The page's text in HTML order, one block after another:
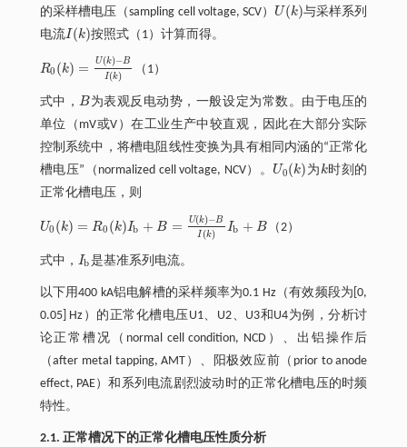
的采样槽电压（sampling cell voltage, SCV）
U (k)
U( k)
与采样系列
电流I(k)
I( k) 按照式（1）计算而得。
R0 (k) = U(k)−B
I(k)
R0( k)=U(k -BI(k) （1）
式中，B
B 为表观反电动势，一般设定为常数。由于电压的
单位（mV或V）在工业生产中较直观，因此在大部分实际
控制系统中，将槽电阻线性变换为具有相同内涵的“正常化
槽电压”（normalized cell voltage, NCV）。 U0(k)
U0(k) 为k
k时刻的
正常化槽电压，则
U0 (k) = R0 (k)Ib + B = U(k)−B
I(k)
Ib + B
U0 (k)= R0( k)Ib +B=U( k)- BI( k)Ib +B （2）
式中， Ib
Ib 是基准系列电流。
以下用400 kA铝电解槽的采样频率为0.1 Hz（有效频段为[0,
0.05] Hz）的正常化槽电压U1、U2、U3和U4为例，分析讨
论正常槽况（normal cell condition, NCD）、出铝操作后
（after metal tapping, AMT）、阳极效应前（prior to anode
effect, PAE）和系列电流剧烈波动时的正常化槽电压的时频
特性。
2.1. 正常槽况下的正常化槽电压性质分析